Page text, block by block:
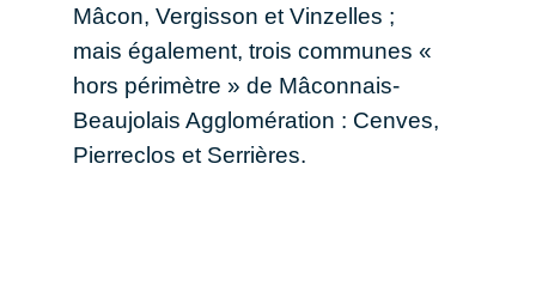
Mâcon, Vergisson et Vinzelles ;
mais également, trois communes «
hors périmètre » de Mâconnais-
Beaujolais Agglomération : Cenves,
Pierreclos et Serrières.